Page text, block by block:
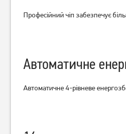
Професійний чіп забезпечує
Автоматичне
Автоматичне 4-рівневе